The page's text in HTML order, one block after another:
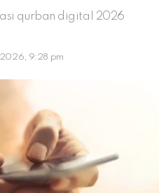
qurban digital 2026
9:28 pm